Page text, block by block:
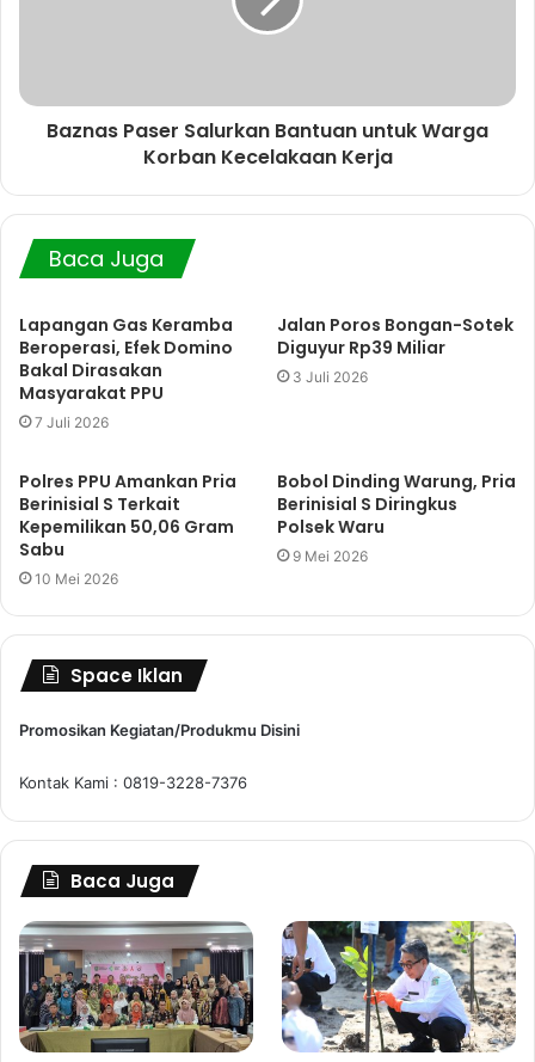
Baznas Paser Salurkan Bantuan untuk Warga
Korban Kecelakaan Kerja
Baca Juga
Lapangan Gas Keramba
Beroperasi, Efek Domino
Bakal Dirasakan
Masyarakat PPU
7 Juli 2026
Jalan Poros Bongan-Sotek
Diguyur Rp39 Miliar
3 Juli 2026
Polres PPU Amankan Pria
Berinisial S Terkait
Kepemilikan 50,06 Gram
Sabu
10 Mei 2026
Bobol Dinding Warung, Pria
Berinisial S Diringkus
Polsek Waru
9 Mei 2026
Space Iklan
Promosikan Kegiatan/Produkmu Disini
Kontak Kami : 0819-3228-7376
Baca Juga